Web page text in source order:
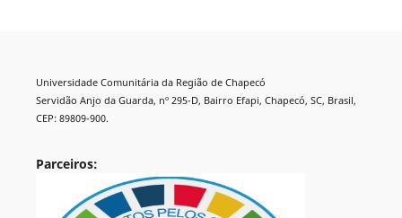
Universidade Comunitária da Região de Chapecó
Servidão Anjo da Guarda, nº 295-D, Bairro Efapi, Chapecó, SC, Brasil,
CEP: 89809-900.
Parceiros: